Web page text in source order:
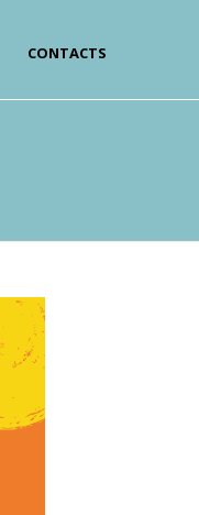
CONTACTS